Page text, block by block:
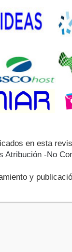
en esta
Atribución -No
y